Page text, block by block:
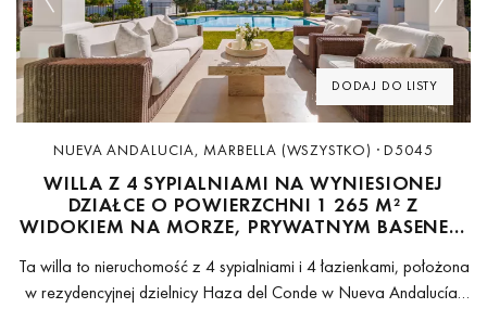
DODAJ DO LISTY
Previous Next
NUEVA ANDALUCIA, MARBELLA (WSZYSTKO) · D5045
WILLA Z 4 SYPIALNIAMI NA WYNIESIONEJ
DZIAŁCE O POWIERZCHNI 1 265 M² Z
WIDOKIEM NA MORZE, PRYWATNYM BASENEM
ANDALUCÍA, MARBELLA
Ta willa to nieruchomość z 4 sypialniami i 4 łazienkami, położona
w rezydencyjnej dzielnicy Haza del Conde w Nueva Andalucía,